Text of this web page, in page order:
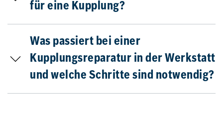
für eine Kupplung?
Was passiert bei einer
Kupplungsreparatur in der Werkstatt
und welche Schritte sind notwendig?